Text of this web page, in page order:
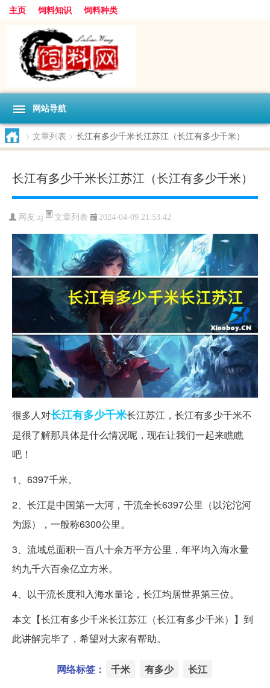
主页 饲料知识 饲料种类
网站导航
> 文章列表 > 长江有多少千米长江苏江（长江有多少千米）
长江有多少千米长江苏江（长江有多少千米）
网友:zj 文章列表 2024-04-09 21:53:42
很多人对长江有多少千米长江苏江，长江有多少千米不
是很了解那具体是什么情况呢，现在让我们一起来瞧瞧
吧！
1、6397千米。
2、长江是中国第一大河，干流全长6397公里（以沱沱河
为源），一般称6300公里。
3、流域总面积一百八十余万平方公里，年平均入海水量
约九千六百余亿立方米。
4、以干流长度和入海水量论，长江均居世界第三位。
本文【长江有多少千米长江苏江（长江有多少千米）】到
此讲解完毕了，希望对大家有帮助。
网络标签： 千米 有多少 长江